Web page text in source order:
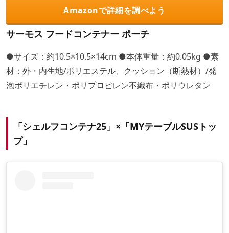
Amazonで詳細を調べよう
サーモス フードコンテナー ポーチ
●サイズ：約10.5×10.5×14cm ●本体重量：約0.05kg ●素
材：外・内生地/ポリエステル、クッション（断熱材）/発
泡ポリエチレン・ポリプロピレン不織布・ポリウレタン
「シェルフコンテナ25」×「MYテーブルSUSトッ
プ」